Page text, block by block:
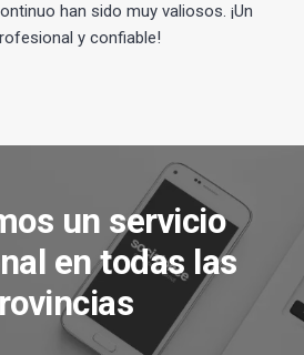
han sido muy valiosos. ¡Un
y confiable!
un servicio
en todas las